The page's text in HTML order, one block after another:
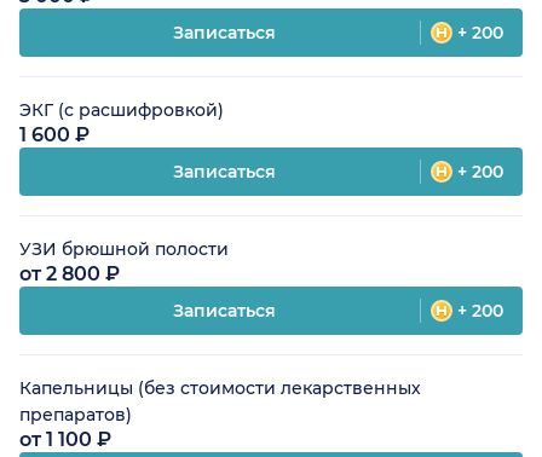
Записаться + 200
ЭКГ (с расшифровкой)
1 600 ₽
Записаться + 200
УЗИ брюшной полости
от 2 800 ₽
Записаться + 200
Капельницы (без стоимости лекарственных
препаратов)
от 1 100 ₽